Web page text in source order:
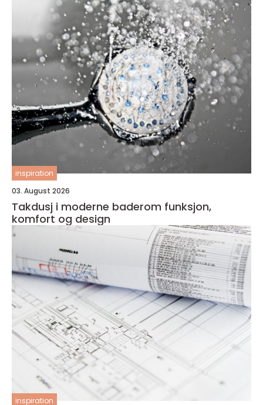
inspiration
03. August 2026
Takdusj i moderne baderom funksjon,
komfort og design
inspiration